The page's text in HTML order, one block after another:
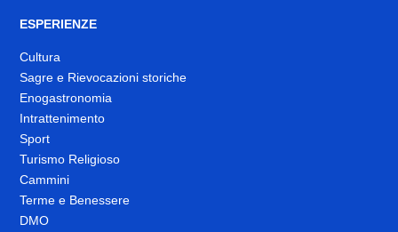
ESPERIENZE
Cultura
Sagre e Rievocazioni storiche
Enogastronomia
Intrattenimento
Sport
Turismo Religioso
Cammini
Terme e Benessere
DMO